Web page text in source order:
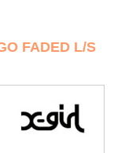
FADED L/S